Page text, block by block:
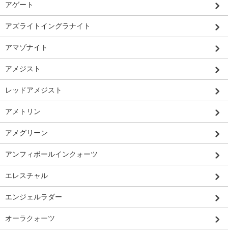
アゲート
アズライトイングラナイト
アマゾナイト
アメジスト
レッドアメジスト
アメトリン
アメグリーン
アンフィボールインクォーツ
エレスチャル
エンジェルラダー
オーラクォーツ